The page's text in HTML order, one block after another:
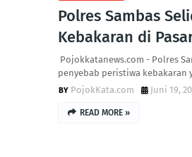
‎Polres Sambas
Kebakaran di
‎Pojokkatanews.com - Polres
penyebab peristiwa kebakaran
PojokKata.com
Juni 19,
READ MORE »